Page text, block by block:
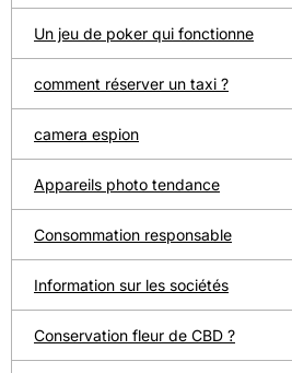
Un jeu de poker qui fonctionne
comment réserver un taxi ?
camera espion
Appareils photo tendance
Consommation responsable
Information sur les sociétés
Conservation fleur de CBD ?